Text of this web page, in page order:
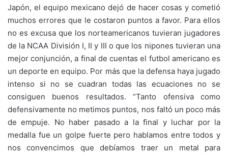
Japón, el equipo mexicano dejó de hacer cosas y cometió
muchos errores que le costaron puntos a favor. Para ellos
no es excusa que los norteamericanos tuvieran jugadores
de la NCAA División I, II y III o que los nipones tuvieran una
mejor conjunción, a final de cuentas el futbol americano es
un deporte en equipo. Por más que la defensa haya jugado
intenso si no se cuadran todas las ecuaciones no se
consiguen buenos resultados. “Tanto ofensiva como
defensivamente no metimos puntos, nos faltó un poco más
de empuje. No haber pasado a la final y luchar por la
medalla fue un golpe fuerte pero hablamos entre todos y
nos convencimos que debíamos traer un metal para